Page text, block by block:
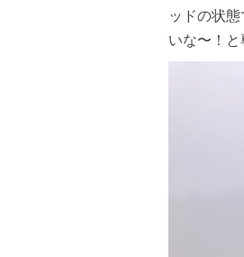
ッドの状
いな〜！